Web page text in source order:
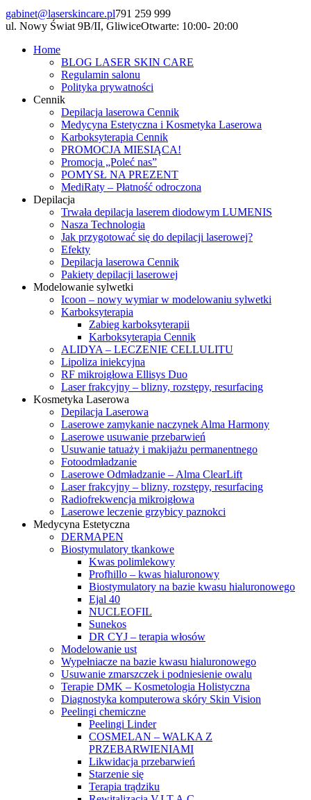
gabinet@laserskincare.pl791 259 999
ul. Nowy Świat 9B/II, GliwiceOtwarte: 10:00- 20:00
Home
BLOG LASER SKIN CARE
Regulamin salonu
Polityka prywatności
Cennik
Depilacja laserowa Cennik
Medycyna Estetyczna i Kosmetyka Laserowa
Karboksyterapia Cennik
PROMOCJA MIESIĄCA!
Promocja „Poleć nas”
POMYSŁ NA PREZENT
MediRaty – Płatność odroczona
Depilacja
Trwała depilacja laserem diodowym LUMENIS
Nasza Technologia
Jak przygotować się do depilacji laserowej?
Efekty
Depilacja laserowa Cennik
Pakiety depilacji laserowej
Modelowanie sylwetki
Icoon – nowy wymiar w modelowaniu sylwetki
Karboksyterapia
Zabieg karboksyterapii
Karboksyterapia Cennik
ALIDYA – LECZENIE CELLULITU
Lipoliza iniekcyjna
RF mikroigłowa Ellisys Duo
Laser frakcyjny – blizny, rozstępy, resurfacing
Kosmetyka Laserowa
Depilacja Laserowa
Laserowe zamykanie naczynek Alma Harmony
Laserowe usuwanie przebarwień
Usuwanie tatuaży i makijażu permanentnego
Fotoodmładzanie
Laserowe Odmładzanie – Alma ClearLift
Laser frakcyjny – blizny, rozstępy, resurfacing
Radiofrekwencja mikroigłowa
Laserowe leczenie grzybicy paznokci
Medycyna Estetyczna
DERMAPEN
Biostymulatory tkankowe
Kwas polimlekowy
Profhillo – kwas hialuronowy
Biostymulatory na bazie kwasu hialuronowego
Ejal 40
NUCLEOFIL
Sunekos
DR CYJ – terapia włosów
Modelowanie ust
Wypełniacze na bazie kwasu hialuronowego
Usuwanie zmarszczek i podniesienie owalu
Terapie DMK – Kosmetologia Holistyczna
Diagnostyka komputerowa skóry Skin Vision
Peelingi chemiczne
Peelingi Linder
COSMELAN – WALKA Z
PRZEBARWIENIAMI
Likwidacja przebarwień
Starzenie się
Terapia trądziku